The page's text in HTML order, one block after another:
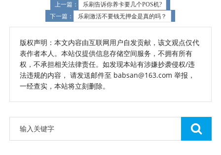
上一篇：
乐刷告诉你养卡要几个POS机?
下一篇：
乐刷激活不要钱无押金是真的吗？
版权声明：本文内容由互联网用户自发贡献，该文观点仅代
表作者本人。本站仅提供信息存储空间服务，不拥有所有
权，不承担相关法律责任。如发现本站有涉嫌抄袭侵权/违
法违规的内容， 请发送邮件至 babsan@163.com 举报，
一经查实，本站将立刻删除。